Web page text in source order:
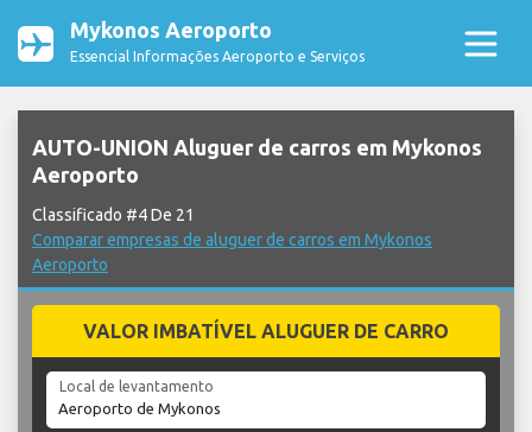
Mykonos Aeroporto
Essencial Informações Aeroporto e Serviços
AUTO-UNION Aluguer de carros em Mykonos
Aeroporto
Classificado #4 De 21
Comparar empresas de aluguer de carros em Mykonos
Aeroporto
VALOR IMBATÍVEL ALUGUER DE CARRO
Local de levantamento